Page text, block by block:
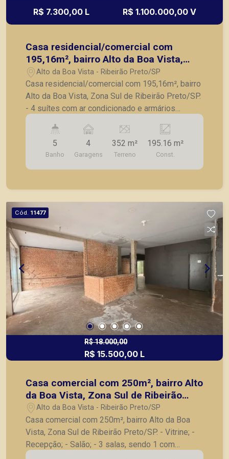
R$ 7.300,00 L R$ 1.100.000,00 V
Casa residencial/comercial com
195,16m², bairro Alto da Boa Vista,
Zona Sul de Ribeirão Preto/SP.
Alto da Boa Vista - Ribeirão Preto/SP
Casa residencial/comercial com 195,16m², bairro
Alto da Boa Vista, Zona Sul de Ribeirão Preto/SP.
- 4 suítes com ar condicionado e armários
embutidos; - Sala ampla com ar-condicionado; -
Lavabo; - Escritório; - Cozinha com móveis
planejados; - Copa com jardim de inverno; - Área
de serviço; - Banheiro de serviço; - Área gourmet;
- Piscina; - 4 vagas de garagem. A Piramid tem
imóveis prontos, usados ou mesmo nos
principais lançamentos da cidade de Ribeirão
Preto.
5
Banho
4
Garagens
352 m²
Terreno
195.16 m²
Const.
Cód. 11477
R$ 18.000,00
R$ 15.500,00 L
Casa comercial com 250m², bairro Alto
da Boa Vista, Zona Sul de Ribeirão
Preto/SP.
Alto da Boa Vista - Ribeirão Preto/SP
Casa comercial com 250m², bairro Alto da Boa
Vista, Zona Sul de Ribeirão Preto/SP. - Vitrine; -
Recepção; - Salão; - 3 salas, sendo 1 com
banheiro completo e 1 com copa de apoio; - 3